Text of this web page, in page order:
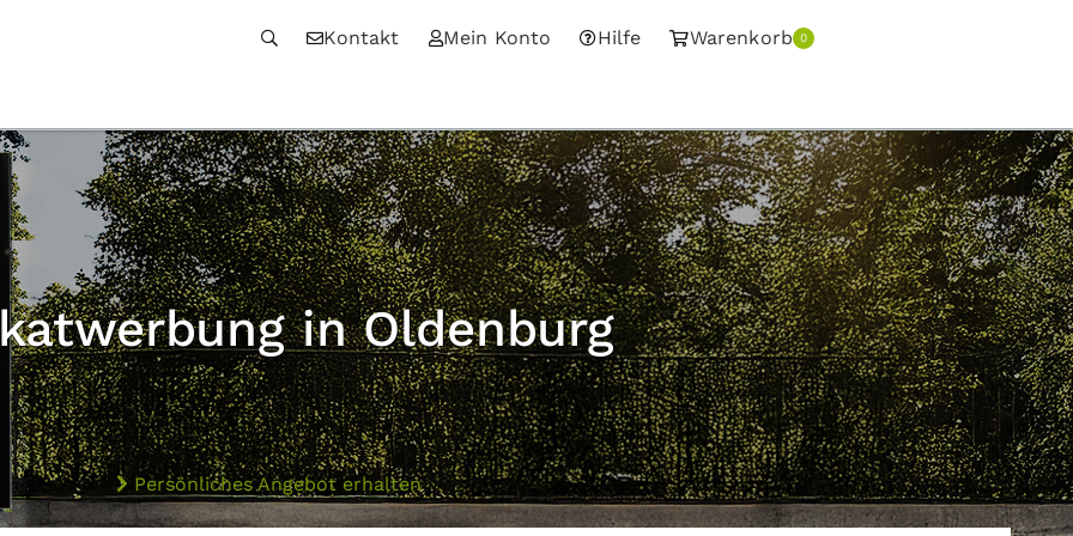
Kontakt Mein Konto Hilfe Warenkorb 0
in Oldenburg
Persönliches Angebot erhalten